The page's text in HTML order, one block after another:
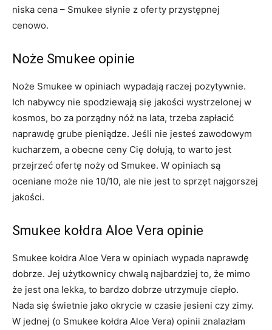
niska cena – Smukee słynie z oferty przystępnej
cenowo.
Noże Smukee opinie
Noże Smukee w opiniach wypadają raczej pozytywnie.
Ich nabywcy nie spodziewają się jakości wystrzelonej w
kosmos, bo za porządny nóż na lata, trzeba zapłacić
naprawdę grube pieniądze. Jeśli nie jesteś zawodowym
kucharzem, a obecne ceny Cię dołują, to warto jest
przejrzeć ofertę noży od Smukee. W opiniach są
oceniane może nie 10/10, ale nie jest to sprzęt najgorszej
jakości.
Smukee kołdra Aloe Vera opinie
Smukee kołdra Aloe Vera w opiniach wypada naprawdę
dobrze. Jej użytkownicy chwalą najbardziej to, że mimo
że jest ona lekka, to bardzo dobrze utrzymuje ciepło.
Nada się świetnie jako okrycie w czasie jesieni czy zimy.
W jednej (o Smukee kołdra Aloe Vera) opinii znalazłam